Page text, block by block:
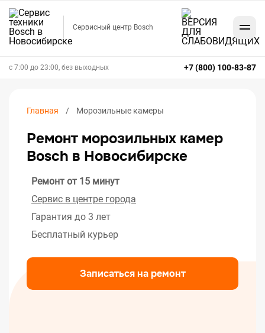
Сервисный центр Bosch
+7 (800) 100-83-87
с 7:00 до 23:00, без выходных
Главная Морозильные камеры
Ремонт морозильных камер
Bosch в Новосибирске
Ремонт от 15 минут
Сервис в центре города
Гарантия до 3 лет
Бесплатный курьер
Записаться на ремонт